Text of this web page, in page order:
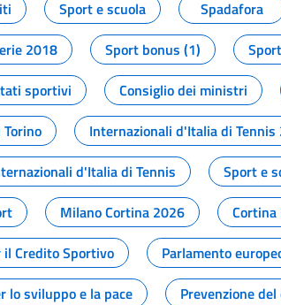
Sport e scuola Spadafora
2018 Sport bonus (1)
sportivi
Consiglio dei ministri
Torino Internazionali d'Italia di Tennis
d'Italia di Tennis Sport e
Milano Cortina 2026 Cortina
Credito Sportivo Parlamento
lo sviluppo e la pace
Prevenzione